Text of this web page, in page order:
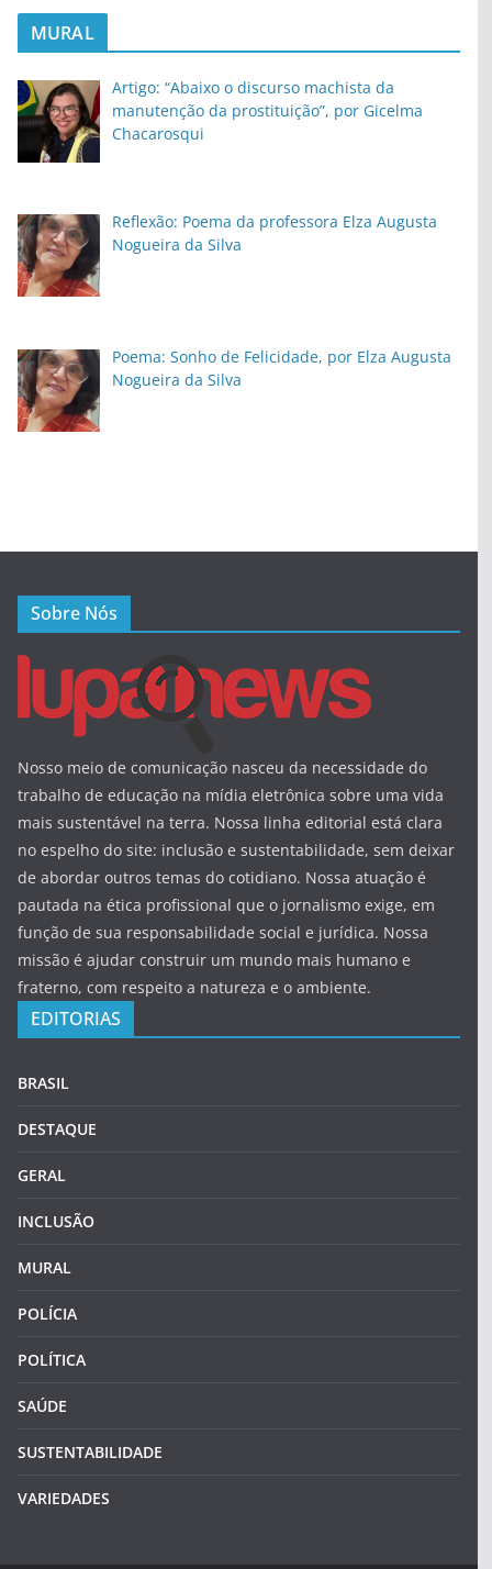
MURAL
Artigo: “Abaixo o discurso machista da
manutenção da prostituição”, por Gicelma
Chacarosqui
Reflexão: Poema da professora Elza Augusta
Nogueira da Silva
Poema: Sonho de Felicidade, por Elza Augusta
Nogueira da Silva
Sobre Nós
Nosso meio de comunicação nasceu da necessidade do
trabalho de educação na mídia eletrônica sobre uma vida
mais sustentável na terra. Nossa linha editorial está clara
no espelho do site: inclusão e sustentabilidade, sem deixar
de abordar outros temas do cotidiano. Nossa atuação é
pautada na ética profissional que o jornalismo exige, em
função de sua responsabilidade social e jurídica. Nossa
missão é ajudar construir um mundo mais humano e
fraterno, com respeito a natureza e o ambiente.
EDITORIAS
BRASIL
DESTAQUE
GERAL
INCLUSÃO
MURAL
POLÍCIA
POLÍTICA
SAÚDE
SUSTENTABILIDADE
VARIEDADES